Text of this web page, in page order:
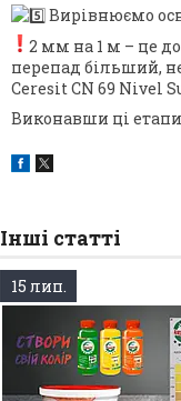
Вирівнюємо
2 мм на 1 м – це
перепад більший,
Ceresit CN 69 Nivel
Виконавши ці
Інші статті
15 лип.